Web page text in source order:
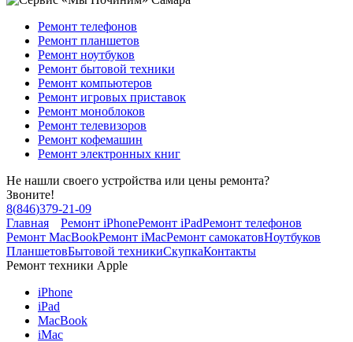
Ремонт телефонов
Ремонт планшетов
Ремонт ноутбуков
Ремонт бытовой техники
Ремонт компьютеров
Ремонт игровых приставок
Ремонт моноблоков
Ремонт телевизоров
Ремонт кофемашин
Ремонт электронных книг
Не нашли своего устройства или цены ремонта?
Звоните!
8(846)379-21-09
Главная
Ремонт iPhoneРемонт iPadРемонт телефонов
Ремонт MacBookРемонт iMacРемонт самокатовНоутбуков
ПланшетовБытовой техникиСкупкаКонтакты
Ремонт техники Apple
iPhone
iPad
MacBook
iMac